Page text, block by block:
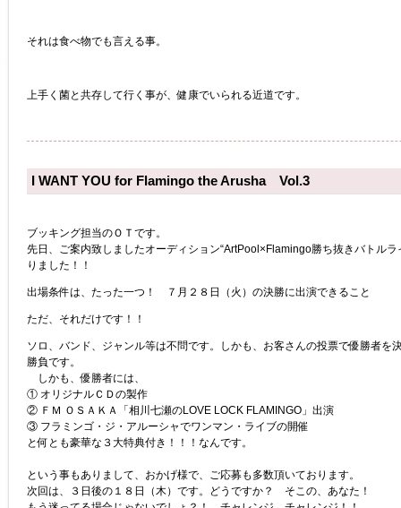
それは食べ物でも言える事。
上手く菌と共存して行く事が、健康でいられる近道です。
I WANT YOU for Flamingo the Arusha Vol.3
ブッキング担当のＯＴです。
先日、ご案内致しましたオーディション“ArtPool×Flamingo勝ち抜きバトル
りました！！
出場条件は、たった一つ！ ７月２８日（火）の決勝に出演できること
ただ、それだけです！！
ソロ、バンド、ジャンル等は不問です。しかも、お客さんの投票で優勝者を
勝負です。
しかも、優勝者には、
① オリジナルＣＤの製作
② ＦＭ ＯＳＡＫＡ「相川七瀬のLOVE LOCK FLAMINGO」出演
③ フラミンゴ・ジ・アルーシャでワンマン・ライブの開催
と何とも豪華な３大特典付き！！！なんです。
という事もありまして、おかげ様で、ご応募も多数頂いております。
次回は、３日後の１８日（木）です。どうですか？ そこの、あなた！